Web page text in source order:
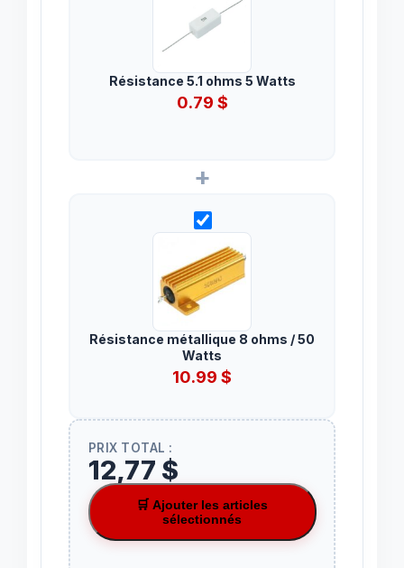
Résistance 5.1 ohms 5 Watts
0.79 $
+
Résistance métallique 8 ohms / 50
Watts
10.99 $
PRIX TOTAL :
12,77 $
🛒 Ajouter les articles
sélectionnés